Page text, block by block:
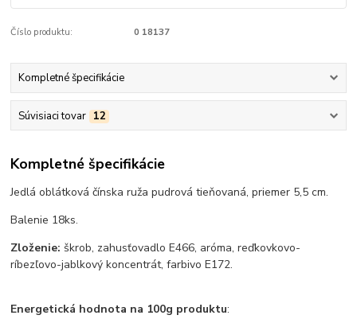
Číslo produktu: 0 18137
Kompletné špecifikácie
Súvisiaci tovar 12
Kompletné špecifikácie
Jedlá oblátková čínska ruža pudrová tieňovaná, priemer 5,5 cm.
Balenie 18ks.
Zloženie: škrob, zahusťovadlo E466, aróma, reďkovkovo-
ríbezľovo-jablkový koncentrát, farbivo E172.
Energetická hodnota na 100g produktu: